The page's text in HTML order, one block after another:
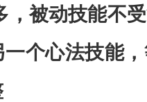
，被动技能不
个心法技能